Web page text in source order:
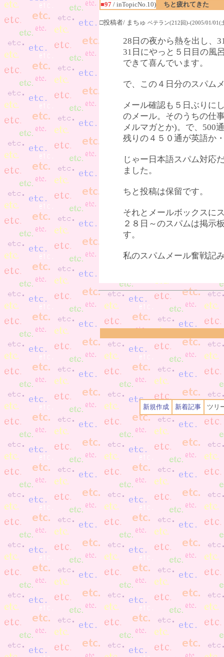
■97 / inTopicNo.10) ちと疲れてきた
□投稿者/ まちゅ ベテラン(212回)-(2005/01/01(
28日の夜から熱を出し、
31日にやっと５日目の風
できて喜んでいます。
で、この４日分のスパム
メール確認も５日ぶりに
のメール。そのうちの仕
メルマガとか)。で、500
残りの４５０通が英語か
じゃー日本語スパム対応
ました。
ちと投稿は保留です。
それとメールボックスに
２８日～のスパムは掲示
す。
私のスパムメール奮戦記
新規作成 新着記事 ツリ